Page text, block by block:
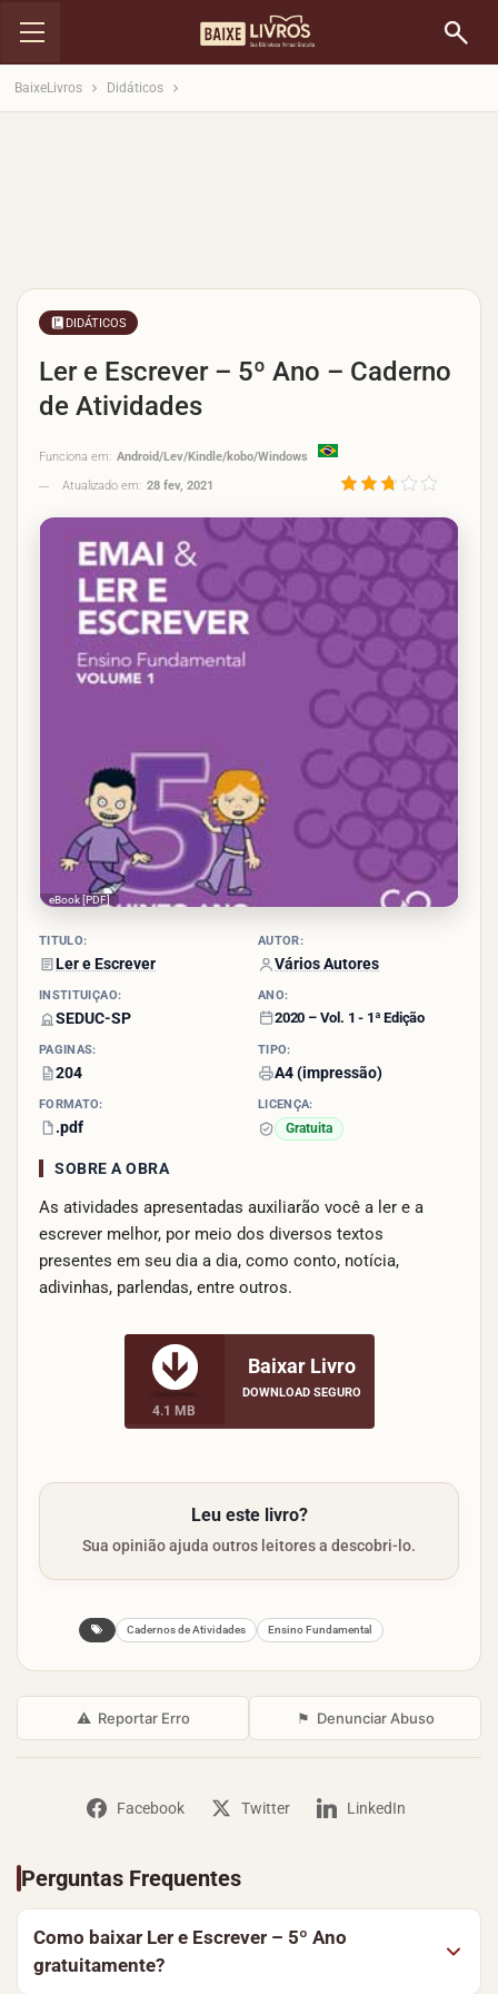
BaixeLivros Didáticos
DIDÁTICOS
Ler e Escrever – 5º Ano – Caderno
de Atividades
Funciona em: Android/Lev/Kindle/kobo/Windows
Atualizado em: 28 fev, 2021
eBook [PDF]
2.7/5
- (9
votos)
TÍTULO:
Ler e Escrever
AUTOR:
Vários Autores
INSTITUIÇÃO:
SEDUC-SP
ANO:
2020 – Vol. 1 - 1ª Edição
PÁGINAS:
204
TIPO:
A4 (impressão)
FORMATO:
.pdf
LICENÇA:
Gratuita
SOBRE A OBRA
As atividades apresentadas auxiliarão você a ler e a
escrever melhor, por meio dos diversos textos
presentes em seu dia a dia, como conto, notícia,
adivinhas, parlendas, entre outros.
4.1 MB
Baixar Livro
DOWNLOAD SEGURO
Leu este livro?
Sua opinião ajuda outros leitores a descobri-lo.
Cadernos de Atividades Ensino Fundamental
⚠ Reportar Erro ⚑ Denunciar Abuso
Facebook Twitter LinkedIn
Perguntas Frequentes
Como baixar Ler e Escrever – 5º Ano
gratuitamente?